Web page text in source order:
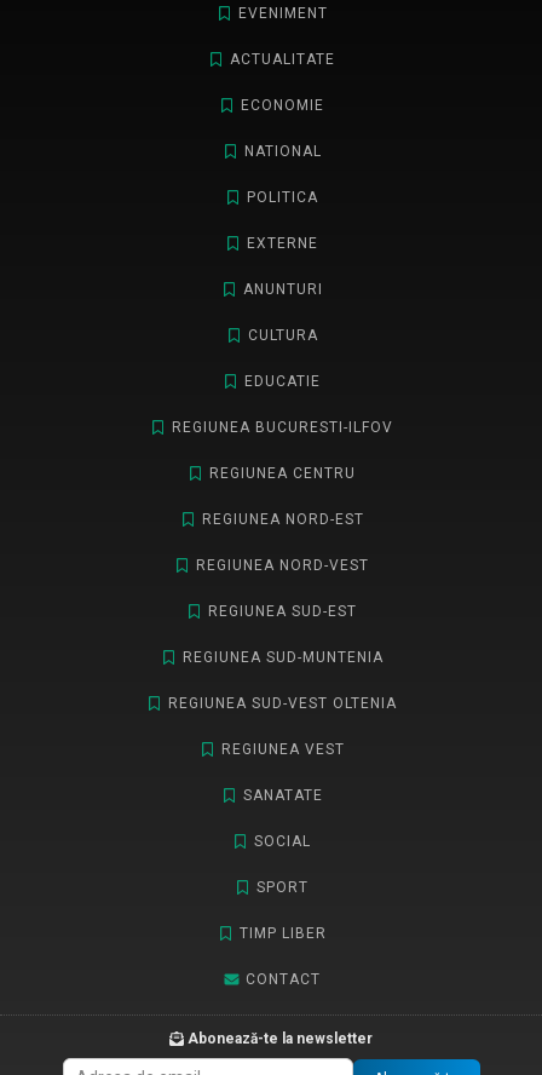
EVENIMENT
ACTUALITATE
ECONOMIE
NATIONAL
POLITICA
EXTERNE
ANUNTURI
CULTURA
EDUCATIE
REGIUNEA BUCURESTI-ILFOV
REGIUNEA CENTRU
REGIUNEA NORD-EST
REGIUNEA NORD-VEST
REGIUNEA SUD-EST
REGIUNEA SUD-MUNTENIA
REGIUNEA SUD-VEST OLTENIA
REGIUNEA VEST
SANATATE
SOCIAL
SPORT
TIMP LIBER
CONTACT
Abonează-te la newsletter